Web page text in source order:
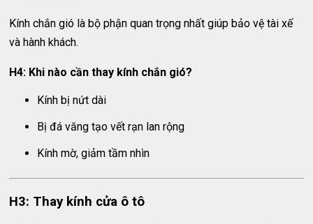
Kính chắn gió là bộ phận quan trọng nhất giúp bảo vệ tài xế
và hành khách.
H4: Khi nào cần thay kính chắn gió?
Kính bị nứt dài
Bị đá văng tạo vết rạn lan rộng
Kính mờ, giảm tầm nhìn
H3: Thay kính cửa ô tô